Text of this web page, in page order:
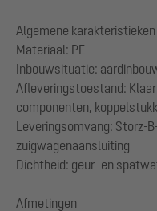
Algemene karakteristieken
Materiaal: PE
Inbouwsituatie:
Afleveringstoestand:
componenten,
Leveringsomvang: Storz-
zuigwagenaansluiting
Dichtheid: geur- en
Afmetingen